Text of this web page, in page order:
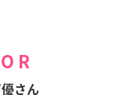
さん